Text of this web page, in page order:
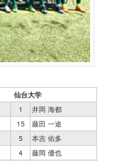
仙台大学
1
井岡 海都
15
藤田 一途
5
本吉 佑多
4
藤岡 優也